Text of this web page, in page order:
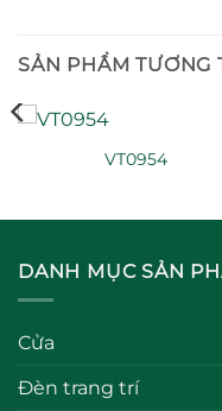
SẢN PHẨM TƯƠNG
VT0954
DANH MỤC SẢN
Cửa
Đèn trang trí